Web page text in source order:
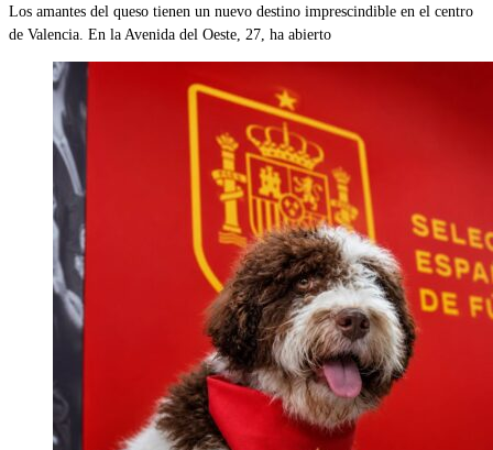
Los amantes del queso tienen un nuevo destino imprescindible en el centro
de Valencia. En la Avenida del Oeste, 27, ha abierto